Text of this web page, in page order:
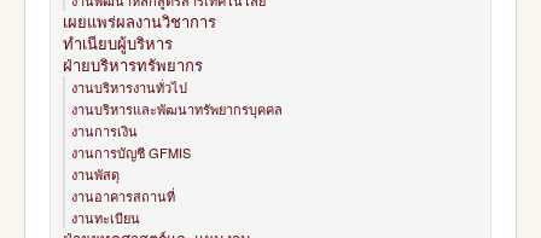
เผยแพร่ผลงานวิชาการ
ทำเนียบผู้บริหาร
ฝ่ายบริหารทรัพยากร
งานบริหารงานทั่วไป
งานบริหารและพัฒนาทรัพยากรบุคคล
งานการเงิน
งานการบัญชี GFMIS
งานพัสดุ
งานอาคารสถานที่
งานทะเบียน